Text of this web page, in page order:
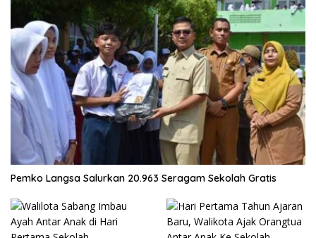
Pemko Langsa Salurkan 20.963 Seragam Sekolah Gratis